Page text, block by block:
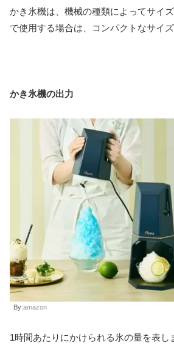
かき氷機は、機械の種類によってサイ
で使用する場合は、コンパクトなサイ
かき氷機の出力
By:amazon
1時間あたりにかけられる氷の量を表し